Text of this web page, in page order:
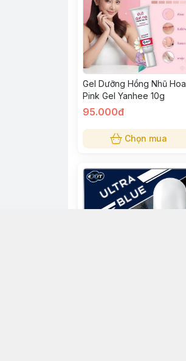
Gel Dưỡng Hồng Nhũ Hoa
Pink Gel Yanhee 10g
95.000đ
Chọn mua